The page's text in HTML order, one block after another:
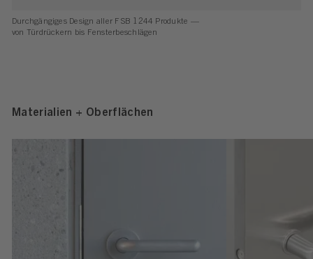
Durchgängiges Design aller FSB 1244 Produkte —
von Türdrückern bis Fensterbeschlägen
Materialien + Oberflächen